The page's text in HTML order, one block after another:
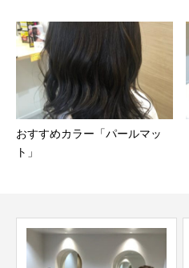
おすすめカラー「パールマッ
ト」